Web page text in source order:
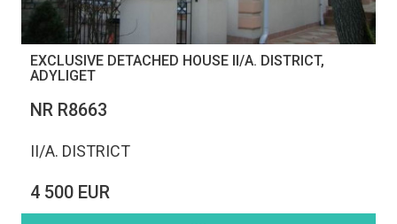
EXCLUSIVE DETACHED HOUSE II/A. DISTRICT,
ADYLIGET
NR R8663
II/A. DISTRICT
4 500 EUR